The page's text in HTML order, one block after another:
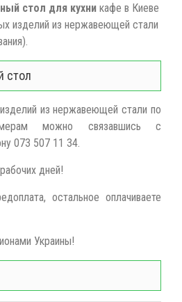
стол для кухни кафе в Киеве
изделий из нержавеющей стали
стол
из нержавеющей стали по
можно связавшись с
073 507 11 34.
дней!
остальное оплачиваете
Украины!